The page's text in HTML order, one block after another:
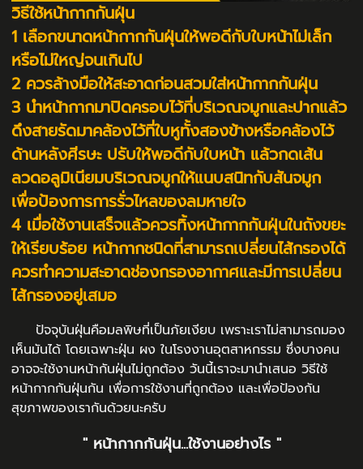
วิธีใช้หน้ากากกันฝุ่น
1 เลือกขนาดหน้ากากกันฝุ่นให้พอดีกับใบหน้าไม่เล็ก
หรือไม่ใหญ่จนเกินไป
2 ควรล้างมือให้สะอาดก่อนสวมใส่หน้ากากกันฝุ่น
3 นำหน้ากากมาปิดครอบไว้ที่บริเวณจมูกและปากแล้ว
ดึงสายรัดมาคล้องไว้ที่ใบหูทั้งสองข้างหรือคล้องไว้
ด้านหลังศีรษะ ปรับให้พอดีกับใบหน้า แล้วกดเส้น
ลวดอลูมิเนียมบริเวณจมูกให้แนบสนิทกับสันจมูก
เพื่อป้องการการรั่วไหลของลมหายใจ
4 เมื่อใช้งานเสร็จแล้วควรทิ้งหน้ากากกันฝุ่นในถังขยะ
ให้เรียบร้อย หน้ากากชนิดที่สามารถเปลี่ยนไส้กรองได้
ควรทำความสะอาดช่องกรองอากาศและมีการเปลี่ยน
ไส้กรองอยู่เสมอ
ปัจจุบันฝุ่นคือมลพิษที่เป็นภัยเงียบ เพราะเราไม่สามารถมอง
เห็นมันได้ โดยเฉพาะฝุ่น ผง ในโรงงานอุตสาหกรรม ซึ่งบางคน
อาจจะใช้งานหน้ากันฝุ่นไม่ถูกต้อง วันนี้เราจะมานำเสนอ วิธีใช้
หน้ากากกันฝุ่นกัน เพื่อการใช้งานที่ถูกต้อง และเพื่อป้องกัน
สุขภาพของเรากันด้วยนะครับ
" หน้ากากกันฝุ่น...ใช้งานอย่างไร "